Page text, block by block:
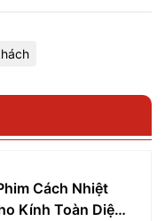
Cách Nhiệt
Kính Toàn Diện